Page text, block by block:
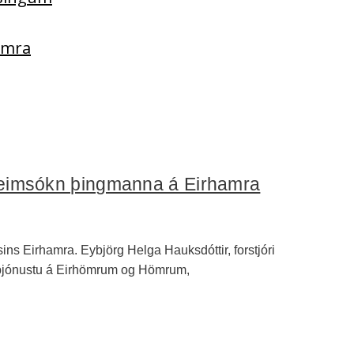
þingmanna á Eirhamra
Eirhamra. Eybjörg Helga Hauksdóttir, forstjóri
á Eirhömrum og Hömrum,